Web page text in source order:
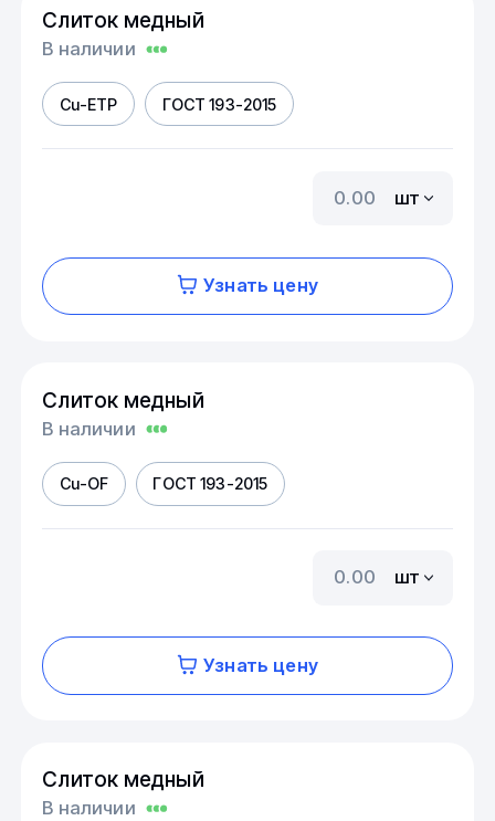
Слиток медный
В наличии
Cu-ETP ГОСТ 193-2015
шт
Узнать цену
Слиток медный
В наличии
Cu-OF ГОСТ 193-2015
шт
Узнать цену
Слиток медный
В наличии